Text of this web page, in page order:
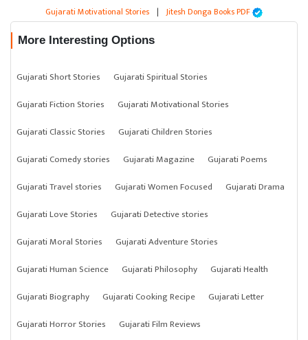
Gujarati Motivational Stories | Jitesh Donga Books PDF
More Interesting Options
Gujarati Short Stories
Gujarati Spiritual Stories
Gujarati Fiction Stories
Gujarati Motivational Stories
Gujarati Classic Stories
Gujarati Children Stories
Gujarati Comedy stories
Gujarati Magazine
Gujarati Poems
Gujarati Travel stories
Gujarati Women Focused
Gujarati Drama
Gujarati Love Stories
Gujarati Detective stories
Gujarati Moral Stories
Gujarati Adventure Stories
Gujarati Human Science
Gujarati Philosophy
Gujarati Health
Gujarati Biography
Gujarati Cooking Recipe
Gujarati Letter
Gujarati Horror Stories
Gujarati Film Reviews